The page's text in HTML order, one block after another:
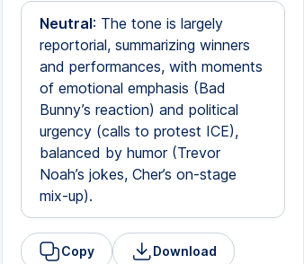
Neutral: The tone is largely
reportorial, summarizing winners
and performances, with moments
of emotional emphasis (Bad
Bunny’s reaction) and political
urgency (calls to protest ICE),
balanced by humor (Trevor
Noah’s jokes, Cher’s on-stage
mix-up).
Copy Download